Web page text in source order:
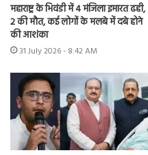
महाराष्ट्र के भिवंडी में 4 मंजिला इमारत ढही,
2 की मौत, कई लोगों के मलबे में दबे होने
की आशंका
31 July 2026 - 8:42 AM